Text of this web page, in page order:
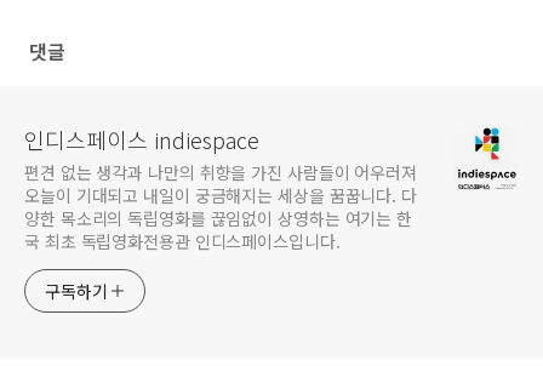
댓글
인디스페이스 indiespace
편견 없는 생각과 나만의 취향을 가진 사람들이 어우러져
오늘이 기대되고 내일이 궁금해지는 세상을 꿈꿉니다. 다
양한 목소리의 독립영화를 끊임없이 상영하는 여기는 한
국 최초 독립영화전용관 인디스페이스입니다.
구독하기